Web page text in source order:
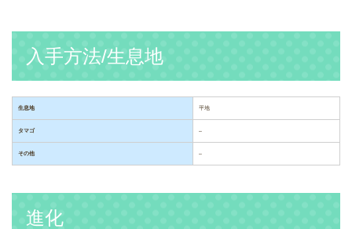
入手方法/生息地
生息地 平地
タマゴ –
その他 –
進化